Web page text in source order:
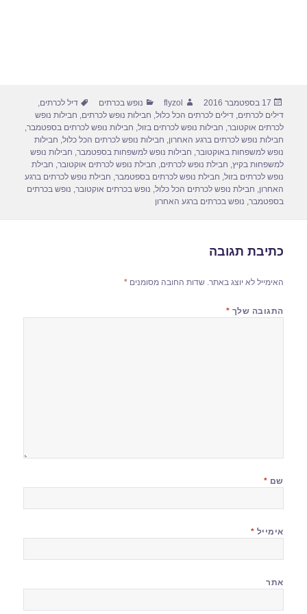
פורסם
בתאריך
17 בספטמבר 2016 מחבר
flyzol קטגוריות
נופש בכרתים תגיות
דיל לכרתים,
דילים לכרתים,דילים לכרתים הכל כלול, חבילות נופש לכרתים, חבילות נופש
לכרתים אוקטובר, חבילות נופש לכרתים בזול, חבילות נופש לכרתים בספטמבר,
חבילות נופש לכרתים ברגע האחרון, חבילות נופש לכרתים הכל כלול, חבילות
נופש למשפחות באוקטובר, חבילות נופש למשפחות בספטמבר, חבילות נופש
למשפחות בקיץ, חבילת נופש לכרתים, חבילת נופש לכרתים אוקטובר, חבילת
נופש לכרתים בזול, חבילת נופש לכרתים בספטמבר, חבילת נופש לכרתים ברגע
האחרון, חבילת נופש לכרתים הכל כלול, נופש בכרתים אוקטובר, נופש בכרתים
בספטמבר, נופש בכרתים ברגע האחרון
כתיבת תגובה
האימייל לא יוצג באתר. שדות החובה מסומנים*
התגובה שלך *
שם *
אימייל *
אתר